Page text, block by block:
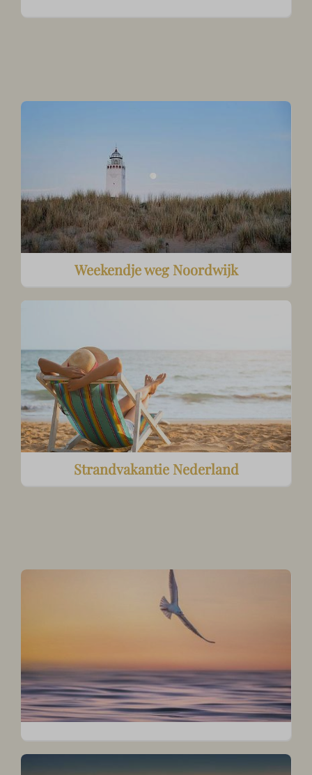
Weekendje weg Noordwijk
Strandvakantie Nederland